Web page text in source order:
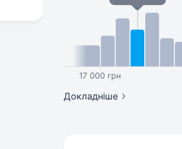
17 000 грн
Докладніше